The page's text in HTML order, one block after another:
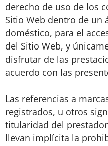
derecho de uso de los
Sitio Web dentro de un
doméstico, para el
del Sitio Web, y
disfrutar de las
acuerdo con las
Las referencias a
registrados, u otros
titularidad del
llevan implícita la